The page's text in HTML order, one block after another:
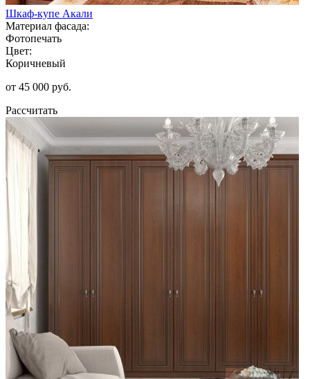
Шкаф-купе Акали
Материал фасада:
Фотопечать
Цвет:
Коричневый
от 45 000 руб.
Рассчитать